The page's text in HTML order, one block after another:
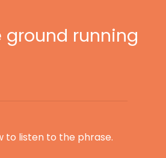
running
to listen to the phrase.